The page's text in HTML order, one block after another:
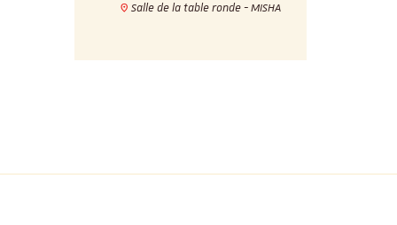
Salle de la table ronde - MISHA